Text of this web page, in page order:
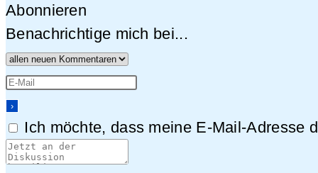
Abonnieren
Benachrichtige mich bei...
Ich möchte, dass meine E-Mail-Adresse